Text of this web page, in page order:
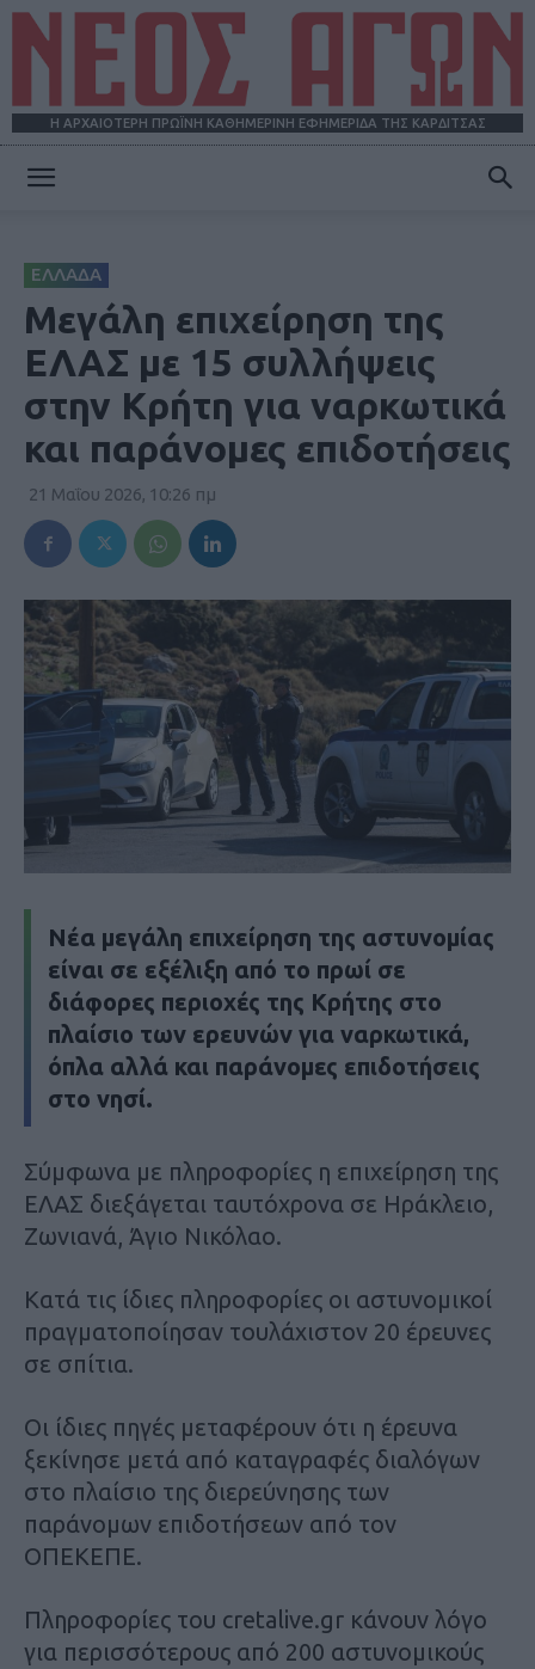
Η ΑΡΧΑΙΟΤΕΡΗ ΠΡΩΪΝΗ ΚΑΘΗΜΕΡΙΝΗ ΕΦΗΜΕΡΙΔΑ ΤΗΣ ΚΑΡΔΙΤΣΑΣ
ΕΛΛΑΔΑ
Μεγάλη επιχείρηση της
ΕΛΑΣ με 15 συλλήψεις
στην Κρήτη για ναρκωτικά
και παράνομες επιδοτήσεις
21 Μαΐου 2026, 10:26 πμ
Νέα μεγάλη επιχείρηση της αστυνομίας
είναι σε εξέλιξη από το πρωί σε
διάφορες περιοχές της Κρήτης στο
πλαίσιο των ερευνών για ναρκωτικά,
όπλα αλλά και παράνομες επιδοτήσεις
στο νησί.
Σύμφωνα με πληροφορίες η επιχείρηση της
ΕΛΑΣ διεξάγεται ταυτόχρονα σε Ηράκλειο,
Ζωνιανά, Άγιο Νικόλαο.
Κατά τις ίδιες πληροφορίες οι αστυνομικοί
πραγματοποίησαν τουλάχιστον 20 έρευνες
σε σπίτια.
Οι ίδιες πηγές μεταφέρουν ότι η έρευνα
ξεκίνησε μετά από καταγραφές διαλόγων
στο πλαίσιο της διερεύνησης των
παράνομων επιδοτήσεων από τον
ΟΠΕΚΕΠΕ.
Πληροφορίες του cretalive.gr κάνουν λόγο
για περισσότερους από 200 αστυνομικούς